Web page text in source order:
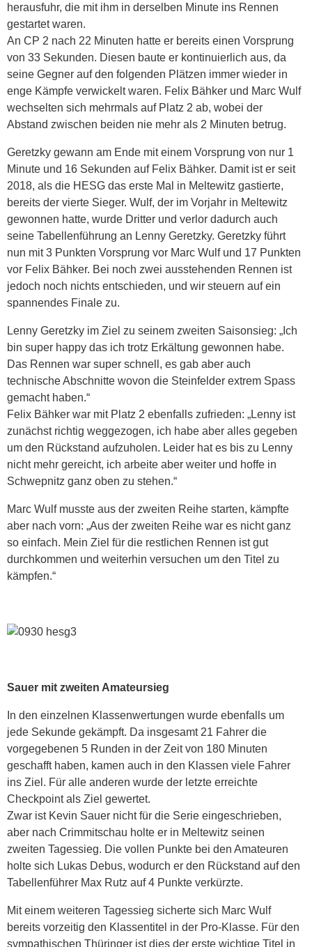
herausfuhr, die mit ihm in derselben Minute ins Rennen
gestartet waren.
An CP 2 nach 22 Minuten hatte er bereits einen Vorsprung
von 33 Sekunden. Diesen baute er kontinuierlich aus, da
seine Gegner auf den folgenden Plätzen immer wieder in
enge Kämpfe verwickelt waren. Felix Bähker und Marc Wulf
wechselten sich mehrmals auf Platz 2 ab, wobei der
Abstand zwischen beiden nie mehr als 2 Minuten betrug.
Geretzky gewann am Ende mit einem Vorsprung von nur 1
Minute und 16 Sekunden auf Felix Bähker. Damit ist er seit
2018, als die HESG das erste Mal in Meltewitz gastierte,
bereits der vierte Sieger. Wulf, der im Vorjahr in Meltewitz
gewonnen hatte, wurde Dritter und verlor dadurch auch
seine Tabellenführung an Lenny Geretzky. Geretzky führt
nun mit 3 Punkten Vorsprung vor Marc Wulf und 17 Punkten
vor Felix Bähker. Bei noch zwei ausstehenden Rennen ist
jedoch noch nichts entschieden, und wir steuern auf ein
spannendes Finale zu.
Lenny Geretzky im Ziel zu seinem zweiten Saisonsieg: „Ich
bin super happy das ich trotz Erkältung gewonnen habe.
Das Rennen war super schnell, es gab aber auch
technische Abschnitte wovon die Steinfelder extrem Spass
gemacht haben.“
Felix Bähker war mit Platz 2 ebenfalls zufrieden: „Lenny ist
zunächst richtig weggezogen, ich habe aber alles gegeben
um den Rückstand aufzuholen. Leider hat es bis zu Lenny
nicht mehr gereicht, ich arbeite aber weiter und hoffe in
Schwepnitz ganz oben zu stehen.“
Marc Wulf musste aus der zweiten Reihe starten, kämpfte
aber nach vorn: „Aus der zweiten Reihe war es nicht ganz
so einfach. Mein Ziel für die restlichen Rennen ist gut
durchkommen und weiterhin versuchen um den Titel zu
kämpfen.“
Sauer mit zweiten Amateursieg
In den einzelnen Klassenwertungen wurde ebenfalls um
jede Sekunde gekämpft. Da insgesamt 21 Fahrer die
vorgegebenen 5 Runden in der Zeit von 180 Minuten
geschafft haben, kamen auch in den Klassen viele Fahrer
ins Ziel. Für alle anderen wurde der letzte erreichte
Checkpoint als Ziel gewertet.
Zwar ist Kevin Sauer nicht für die Serie eingeschrieben,
aber nach Crimmitschau holte er in Meltewitz seinen
zweiten Tagessieg. Die vollen Punkte bei den Amateuren
holte sich Lukas Debus, wodurch er den Rückstand auf den
Tabellenführer Max Rutz auf 4 Punkte verkürzte.
Mit einem weiteren Tagessieg sicherte sich Marc Wulf
bereits vorzeitig den Klassentitel in der Pro-Klasse. Für den
sympathischen Thüringer ist dies der erste wichtige Titel in